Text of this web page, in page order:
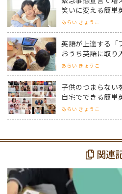
笑いに変える簡単
あらい きょうこ
英語が上達する「
おうち英語に取り
あらい きょうこ
子供のつまらない
自宅でできる簡単
あらい きょうこ
関連